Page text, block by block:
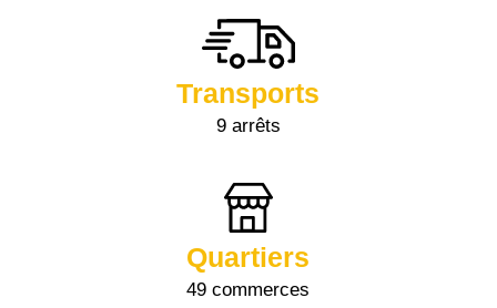
Transports
9 arrêts
Quartiers
49 commerces